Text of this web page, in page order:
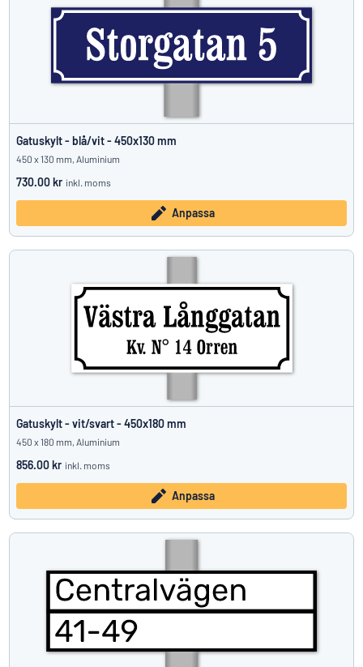
Gatuskylt - blå/vit - 450x130 mm
450 x 130 mm, Aluminium
730.00 kr inkl. moms
Anpassa
Gatuskylt - vit/svart - 450x180 mm
450 x 180 mm, Aluminium
856.00 kr inkl. moms
Anpassa